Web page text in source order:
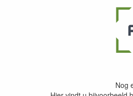
Nog